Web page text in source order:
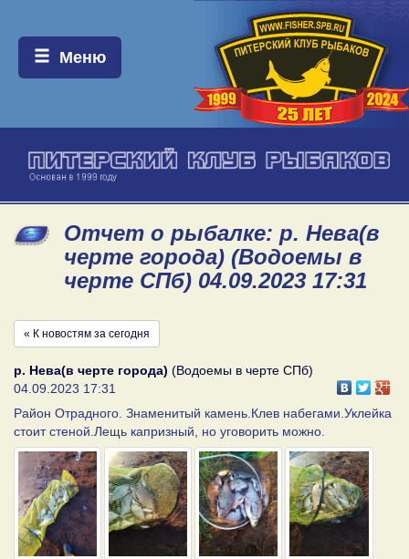
Меню:
Меню
Отчет о рыбалке: р. Нева(в
черте города) (Водоемы в
черте СПб) 04.09.2023 17:31
« К новостям за сегодня
р. Нева(в черте города) (Водоемы в черте СПб)
04.09.2023 17:31
Район Отрадного. Знаменитый камень.Клев набегами.Уклейка
стоит стеной.Лещь капризный, но уговорить можно.